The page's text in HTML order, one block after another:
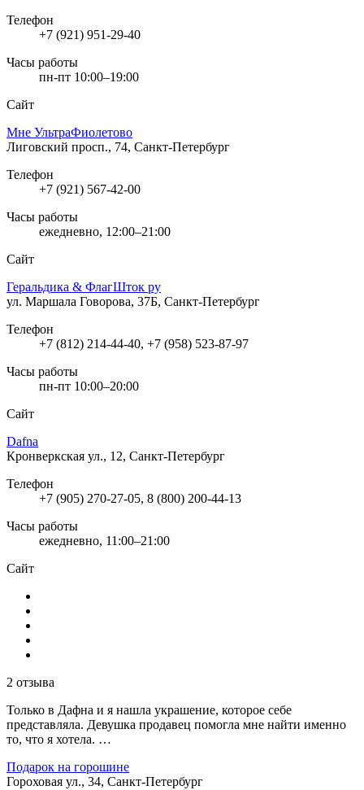
Телефон
+7 (921) 951-29-40
Часы работы
пн-пт 10:00–19:00
Сайт
Мне УльтраФиолетово
Лиговский просп., 74, Санкт-Петербург
Телефон
+7 (921) 567-42-00
Часы работы
ежедневно, 12:00–21:00
Сайт
Геральдика & ФлагШток ру
ул. Маршала Говорова, 37Б, Санкт-Петербург
Телефон
+7 (812) 214-44-40, +7 (958) 523-87-97
Часы работы
пн-пт 10:00–20:00
Сайт
Dafna
Кронверкская ул., 12, Санкт-Петербург
Телефон
+7 (905) 270-27-05, 8 (800) 200-44-13
Часы работы
ежедневно, 11:00–21:00
Сайт
2 отзыва
Только в Дафна и я нашла украшение, которое себе
представляла. Девушка продавец помогла мне найти именно
то, что я хотела. …
Подарок на горошине
Гороховая ул., 34, Санкт-Петербург